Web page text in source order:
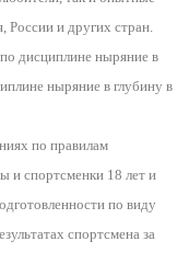
и других стран.
дисциплине ныряние в
ныряние в глубину в
по правилам
и спортсменки 18 лет и
по виду
спортсмена за